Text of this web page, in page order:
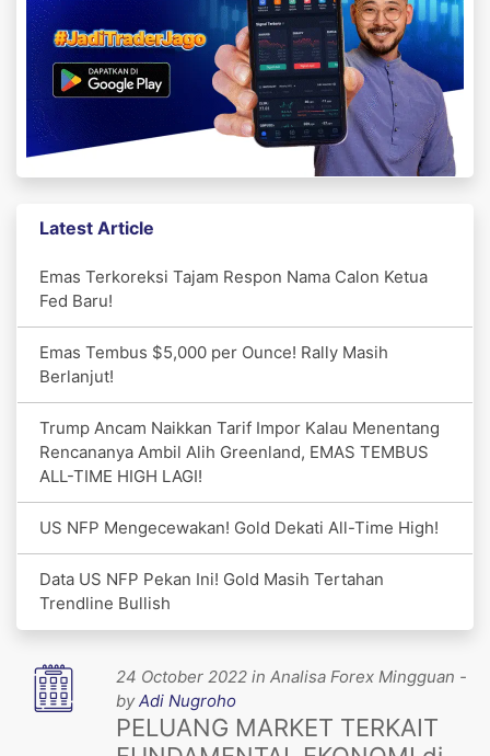
Latest Article
Emas Terkoreksi Tajam Respon Nama Calon Ketua
Fed Baru!
Emas Tembus $5,000 per Ounce! Rally Masih
Berlanjut!
Trump Ancam Naikkan Tarif Impor Kalau Menentang
Rencananya Ambil Alih Greenland, EMAS TEMBUS
ALL-TIME HIGH LAGI!
US NFP Mengecewakan! Gold Dekati All-Time High!
Data US NFP Pekan Ini! Gold Masih Tertahan
Trendline Bullish
24 October 2022 in Analisa Forex Mingguan -
byAdi Nugroho
PELUANG MARKET TERKAIT